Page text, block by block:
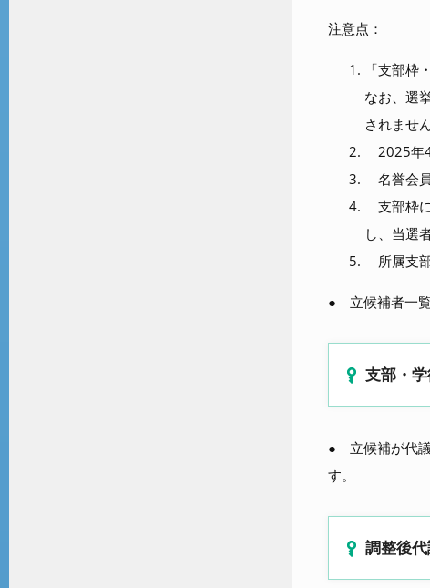
注意点：
「支部枠
なお、選
されません
2025年4
名誉会
支部枠
し、当選
所属支
● 立候補者一
支部・
● 立候補が代議
す。
調整後代